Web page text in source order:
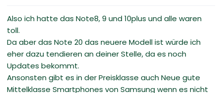
Also ich hatte das Note8, 9 und 10plus und alle waren
toll.
Da aber das Note 20 das neuere Modell ist würde ich
eher dazu tendieren an deiner Stelle, da es noch
Updates bekommt.
Ansonsten gibt es in der Preisklasse auch Neue gute
Mittelklasse Smartphones von Samsung wenn es nicht